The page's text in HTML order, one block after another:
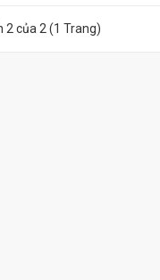
đ
2 của 2 (1 Trang)